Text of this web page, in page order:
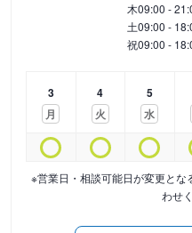
木09:00 -
土09:00 -
祝09:00 -
3
月
4
火
5
水
※営業日・相談可能日が変更と
わせ